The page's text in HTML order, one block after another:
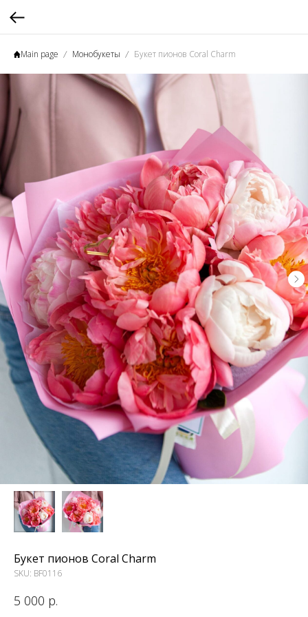
Main page Монобукеты Букет пионов Coral Charm
Букет пионов Coral Charm
SKU: BF0116
5 000 р.